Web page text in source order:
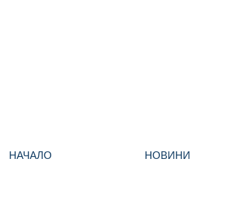
НАЧАЛО НОВИНИ